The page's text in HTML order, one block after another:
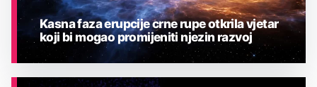
Kasna faza erupcije crne rupe otkrila vjetar
koji bi mogao promijeniti njezin razvoj